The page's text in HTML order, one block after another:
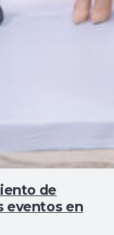
de
eventos en